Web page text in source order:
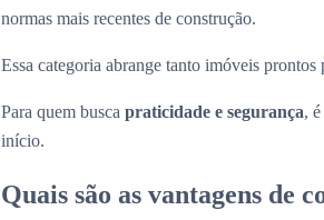
normas mais recentes de construção.
Essa categoria abrange tanto imóveis
Para quem busca praticidade e segurança,
início.
Quais são as vantagens de